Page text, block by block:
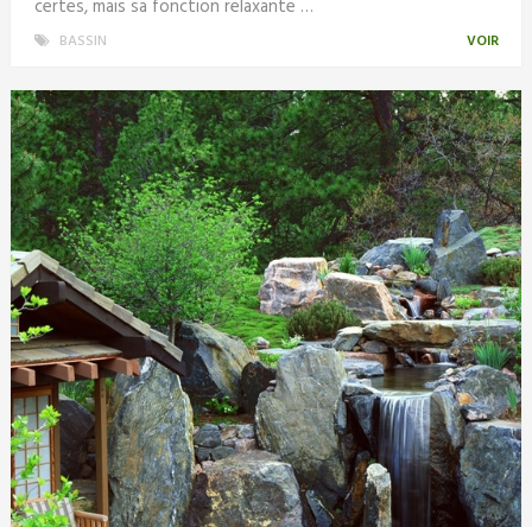
certes, mais sa fonction relaxante …
BASSIN VOIR